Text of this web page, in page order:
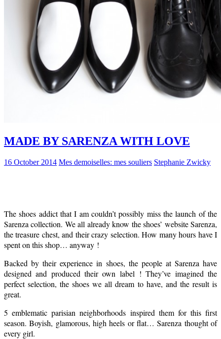
MADE BY SARENZA WITH LOVE
16 October 2014 Mes demoiselles: mes souliers Stephanie Zwicky
The shoes addict that I am couldn’t possibly miss the launch of the
Sarenza collection. We all already know the shoes’ website Sarenza,
the treasure chest, and their crazy selection. How many hours have I
spent on this shop… anyway !
Backed by their experience in shoes, the people at Sarenza have
designed and produced their own label ! They’ve imagined the
perfect selection, the shoes we all dream to have, and the result is
great.
5 emblematic parisian neighborhoods inspired them for this first
season. Boyish, glamorous, high heels or flat… Sarenza thought of
every girl.